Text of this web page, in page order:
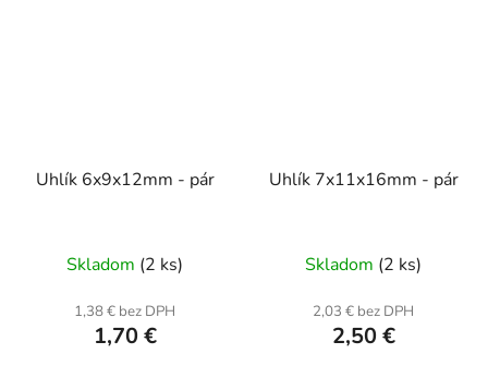
Uhlík 6x9x12mm - pár
Skladom (2 ks)
1,38 € bez DPH
1,70 €
Uhlík 7x11x16mm - pár
Skladom (2 ks)
2,03 € bez DPH
2,50 €